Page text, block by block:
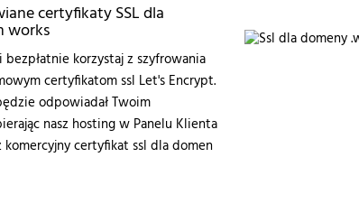
certyfikaty SSL dla
works
korzystaj z szyfrowania
certyfikatom ssl Let's Encrypt.
odpowiadał Twoim
nasz hosting w Panelu Klienta
certyfikat ssl dla domen